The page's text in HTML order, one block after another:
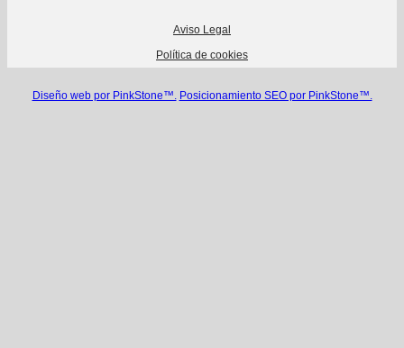
Aviso Legal
Política de cookies
Diseño web por PinkStone™. Posicionamiento SEO por PinkStone™.